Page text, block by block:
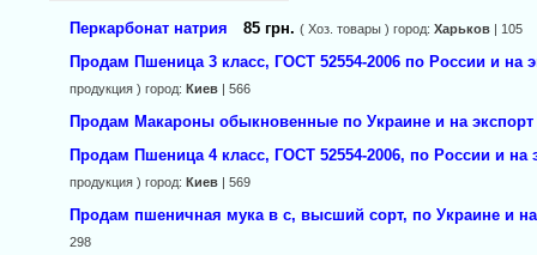
Перкарбонат натрия 85 грн. ( Хоз. товары ) город: Харьков| 105
Продам Пшеница 3 класс, ГОСТ 52554-2006 по России и на
продукция ) город: Киев| 566
Продам Макароны обыкновенные по Украине и на экспорт
Продам Пшеница 4 класс, ГОСТ 52554-2006, по России и на
продукция ) город: Киев| 569
Продам пшеничная мука в с, высший сорт, по Украине и на
298